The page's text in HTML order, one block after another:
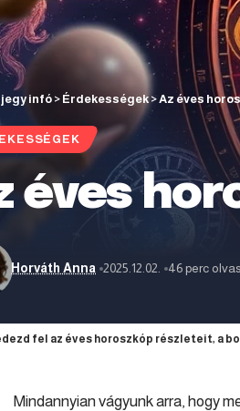
infó > Érdekességek>Az éves
éves
Horváth Anna 2025.12.02. 46 perc
fel az éves horoszkóp részleteit, a
Mindannyian vágyunk arra, hogy